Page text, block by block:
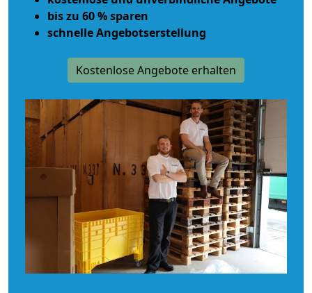
bis zu 60 % sparen
schnelle Angebotserstellung
Kostenlose Angebote erhalten